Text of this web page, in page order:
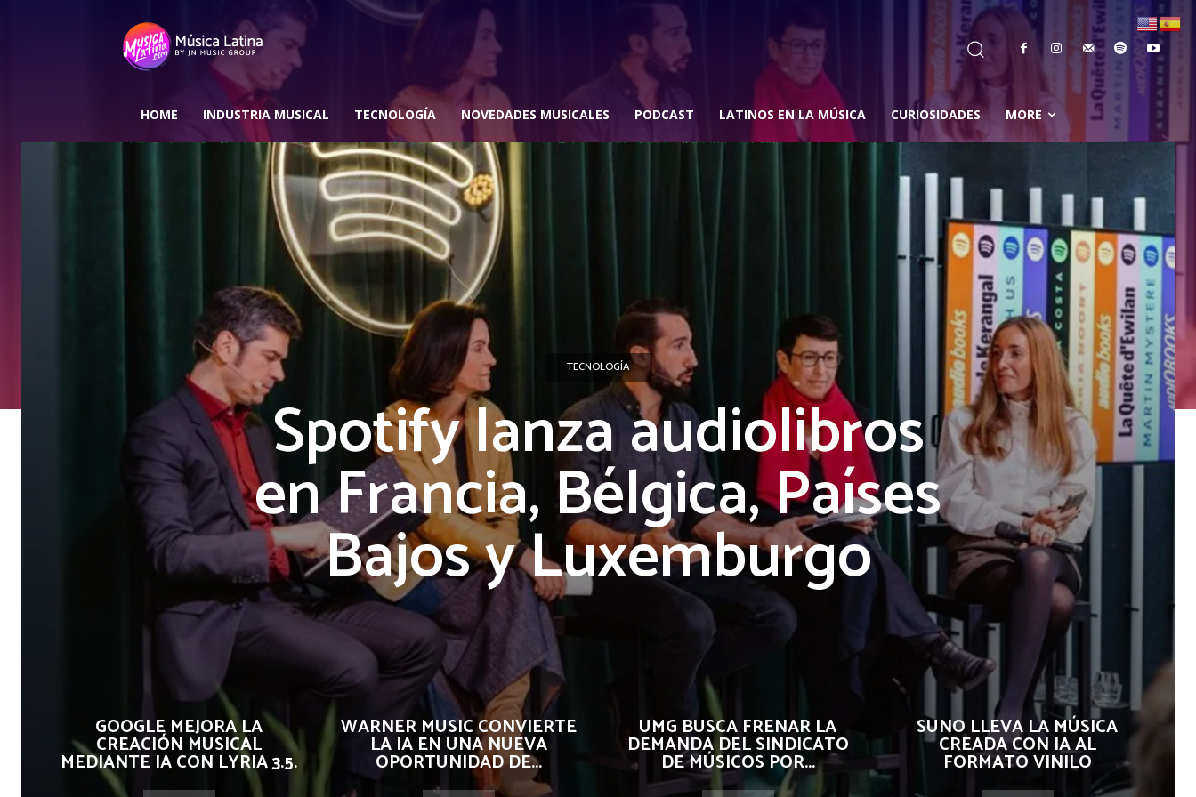
HOME INDUSTRIA MUSICAL TECNOLOGÍA NOVEDADES MUSICALES PODCAST LATINOS EN LA MÚSICA CURIOSIDADES MORE
TECNOLOGÍA
Spotify lanza audiolibros
en Francia, Bélgica, Países
Bajos y Luxemburgo
GOOGLE MEJORA LA
CREACIÓN MUSICAL
MEDIANTE IA CON LYRIA 3.5.
WARNER MUSIC CONVIERTE
LA IA EN UNA NUEVA
OPORTUNIDAD DE...
UMG BUSCA FRENAR LA
DEMANDA DEL SINDICATO
DE MÚSICOS POR...
SUNO LLEVA LA MÚSICA
CREADA CON IA AL
FORMATO VINILO